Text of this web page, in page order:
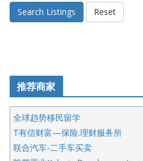
Search Listings Reset
推荐商家
全球趋势移民留学
T有信财富—保险.理财服务所
联合汽车-二手车买卖